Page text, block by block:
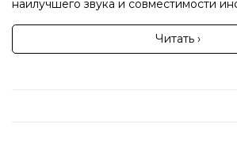
наилучшего звука и совместимости
Читать ›